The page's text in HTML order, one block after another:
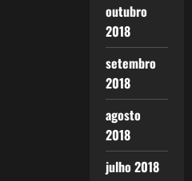
outubro
2018
setembro
2018
agosto
2018
julho 2018